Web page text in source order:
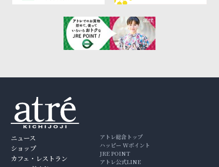
ニュース
ショップ
カフェ・レストラン
アトレ総合トップ
ハッピー Wポイント
JRE POINT
アトレ公式LINE